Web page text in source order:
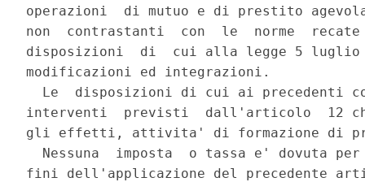
operazioni  di mutuo e di prestito
non  contrastanti  con  le  norme
disposizioni  di  cui alla legge 5 luglio
modificazioni ed integrazioni.
Le  disposizioni di cui ai precedenti
interventi  previsti  dall'articolo  12
gli effetti, attivita' di formazione di
Nessuna  imposta  o tassa e' dovuta